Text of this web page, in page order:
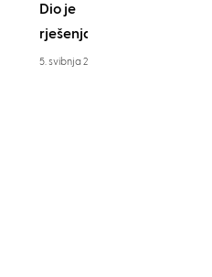
Dio je
rješenja
5. svibnja 2026.